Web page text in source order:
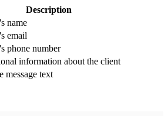
Description
name
email
phone number
information about the client
message text